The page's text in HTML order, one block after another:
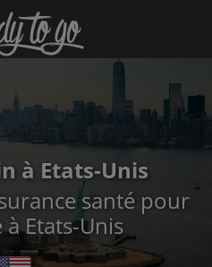
à Etats-Unis
santé pour
Etats-Unis